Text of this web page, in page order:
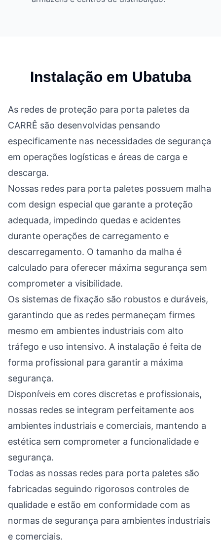
Instalação em Ubatuba
As redes de proteção para porta paletes da
CARRÊ são desenvolvidas pensando
especificamente nas necessidades de segurança
em operações logísticas e áreas de carga e
descarga.
Nossas redes para porta paletes possuem malha
com design especial que garante a proteção
adequada, impedindo quedas e acidentes
durante operações de carregamento e
descarregamento. O tamanho da malha é
calculado para oferecer máxima segurança sem
comprometer a visibilidade.
Os sistemas de fixação são robustos e duráveis,
garantindo que as redes permaneçam firmes
mesmo em ambientes industriais com alto
tráfego e uso intensivo. A instalação é feita de
forma profissional para garantir a máxima
segurança.
Disponíveis em cores discretas e profissionais,
nossas redes se integram perfeitamente aos
ambientes industriais e comerciais, mantendo a
estética sem comprometer a funcionalidade e
segurança.
Todas as nossas redes para porta paletes são
fabricadas seguindo rigorosos controles de
qualidade e estão em conformidade com as
normas de segurança para ambientes industriais
e comerciais.